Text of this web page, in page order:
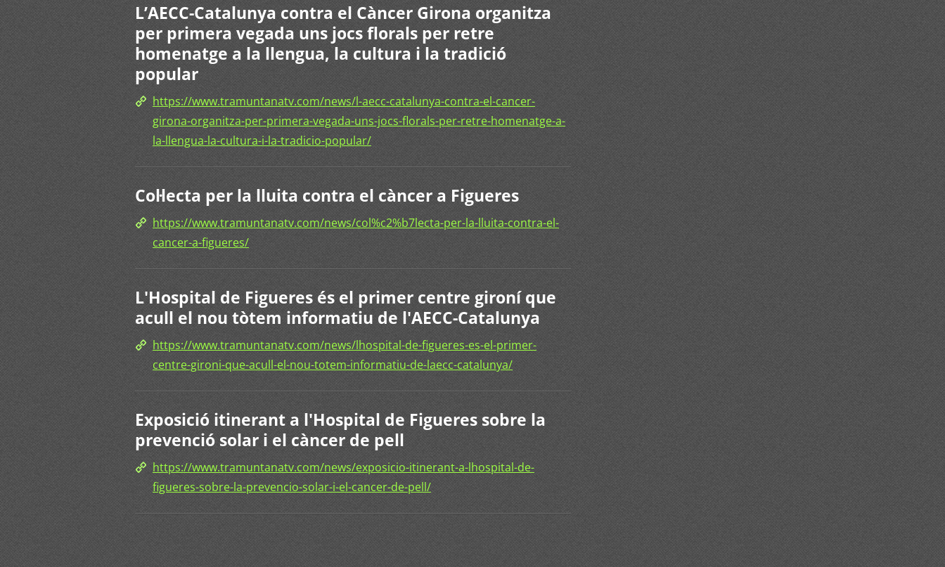
L’AECC-Catalunya contra el Càncer Girona organitza
per primera vegada uns jocs florals per retre
homenatge a la llengua, la cultura i la tradició
popular
https://www.tramuntanatv.com/news/l-aecc-catalunya-contra-el-cancer-
girona-organitza-per-primera-vegada-uns-jocs-florals-per-retre-homenatge-a-
la-llengua-la-cultura-i-la-tradicio-popular/
Col·lecta per la lluita contra el càncer a Figueres
https://www.tramuntanatv.com/news/col%c2%b7lecta-per-la-lluita-contra-el-
cancer-a-figueres/
L'Hospital de Figueres és el primer centre gironí que
acull el nou tòtem informatiu de l'AECC-Catalunya
https://www.tramuntanatv.com/news/lhospital-de-figueres-es-el-primer-
centre-gironi-que-acull-el-nou-totem-informatiu-de-laecc-catalunya/
Exposició itinerant a l'Hospital de Figueres sobre la
prevenció solar i el càncer de pell
https://www.tramuntanatv.com/news/exposicio-itinerant-a-lhospital-de-
figueres-sobre-la-prevencio-solar-i-el-cancer-de-pell/